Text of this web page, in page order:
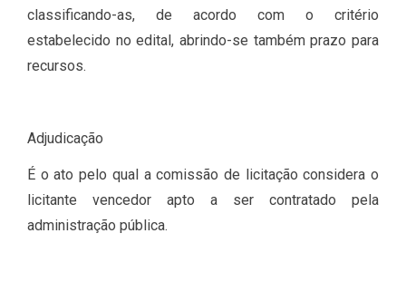
classificando-as, de acordo com o critério
estabelecido no edital, abrindo-se também prazo para
recursos.
Adjudicação
É o ato pelo qual a comissão de licitação considera o
licitante vencedor apto a ser contratado pela
administração pública.